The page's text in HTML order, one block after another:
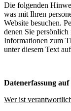
Die folgenden
was mit Ihren
Website besuchen.
denen Sie
Informationen zum
unter diesem Text
Datenerfassung auf
Wer ist